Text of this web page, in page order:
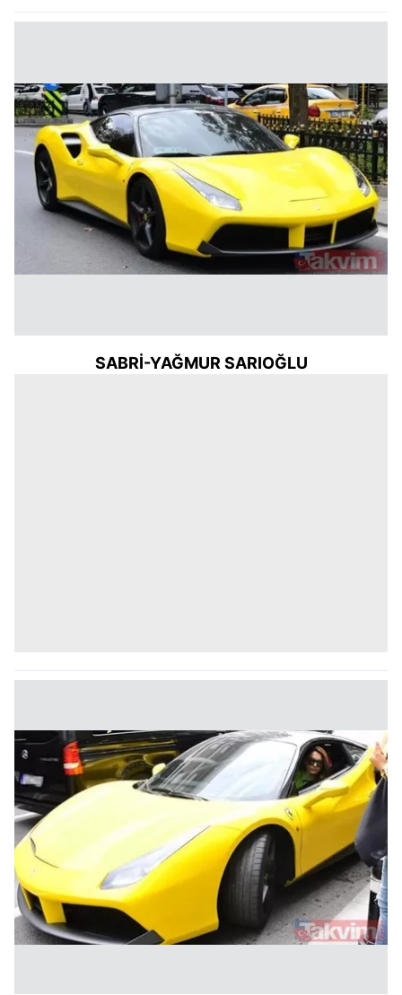
SABRİ-YAĞMUR SARIOĞLU